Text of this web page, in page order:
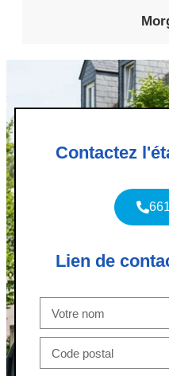
Contactez
Lien de